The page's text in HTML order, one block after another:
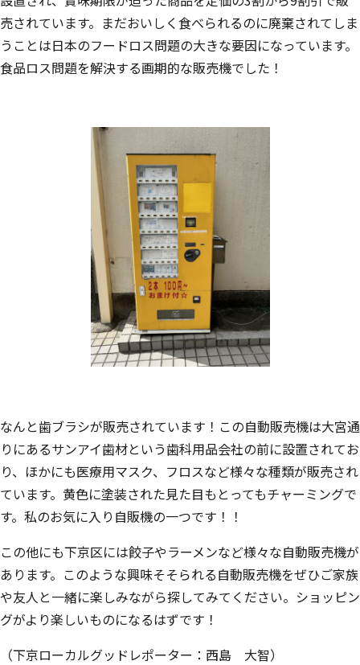
売されています。まだおいしく食べられるのに廃棄されてしま
うことは日本のフードロス問題の大きな要因になっています。
食品ロス問題を解決する画期的な販売機でした！
なんと歯ブラシが販売されています！この自動販売機は大宮通
りにあるサンアイ歯材という歯科用品会社の前に設置されてお
り、ほかにも医療用マスク、フロスなど様々な種類が販売され
ています。黄色に塗装された見た目もとってもチャーミングで
す。私のお気に入り自販機の一つです！！
この他にも下京区には餃子やラーメンなど様々な自動販売機が
あります。このような興味そそられる自動販売機をぜひご家族
や友人と一緒に楽しみながら探してみてください。ショッピン
グがより楽しいものになるはずです！
（下京ローカルグッドレポーター：西島 大智）